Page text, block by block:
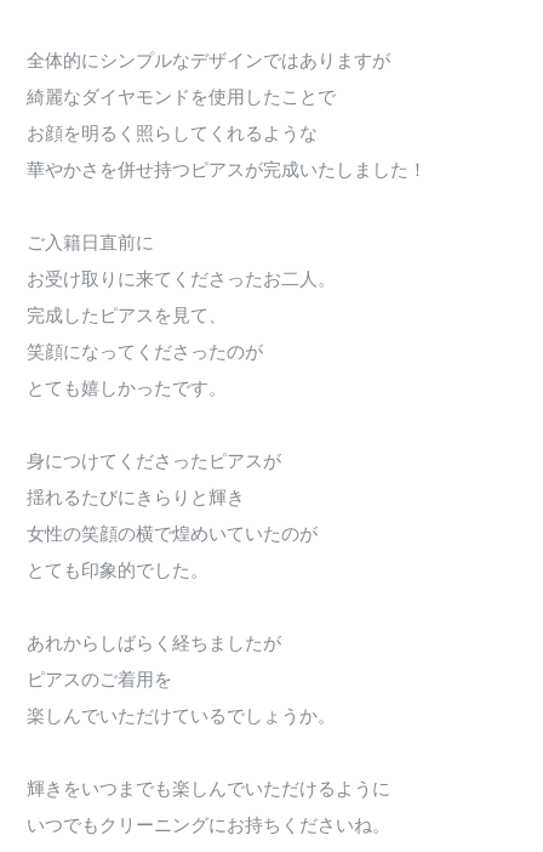
全体的にシンプルなデザインではありますが
綺麗なダイヤモンドを使用したことで
お顔を明るく照らしてくれるような
華やかさを併せ持つピアスが完成いたしました！
ご入籍日直前に
お受け取りに来てくださったお二人。
完成したピアスを見て、
笑顔になってくださったのが
とても嬉しかったです。
身につけてくださったピアスが
揺れるたびにきらりと輝き
女性の笑顔の横で煌めいていたのが
とても印象的でした。
あれからしばらく経ちましたが
ピアスのご着用を
楽しんでいただけているでしょうか。
輝きをいつまでも楽しんでいただけるように
いつでもクリーニングにお持ちくださいね。